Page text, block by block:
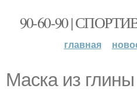
90-60-90 |
главная
Маска из глины